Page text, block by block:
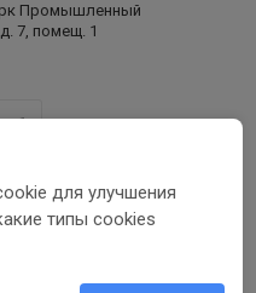
Промышленный
7, помещ. 1
ИНН 3123401255
для улучшения
типы cookies